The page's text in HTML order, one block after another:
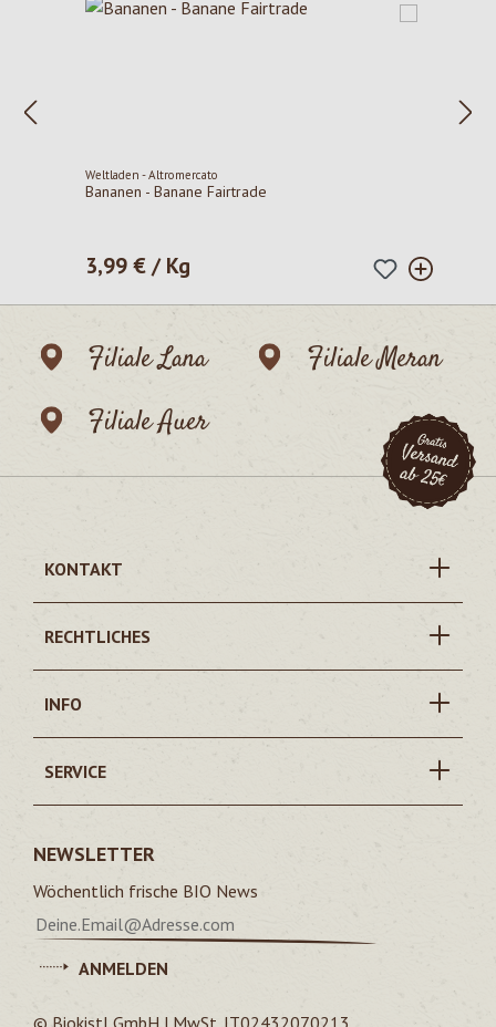
Weltladen - Altromercato
Bananen - Banane Fairtrade
Regulärer Preis:
3,99 € / Kg
Filiale Lana
Filiale Meran
Filiale Auer
KONTAKT
RECHTLICHES
INFO
SERVICE
NEWSLETTER
Wöchentlich frische BIO News
ANMELDEN